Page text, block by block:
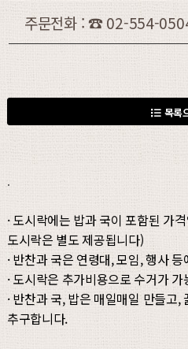
주문전화 : ☎ 02-554-
목록
.
· 도시락에는 밥과 국이 포함된 가
도시락은 별도 제공됩니다)
· 반찬과 국은 연령대, 모임, 행사
· 도시락은 추가비용으로 수거가
· 반찬과 국, 밥은 매일매일 만들고
추구합니다.